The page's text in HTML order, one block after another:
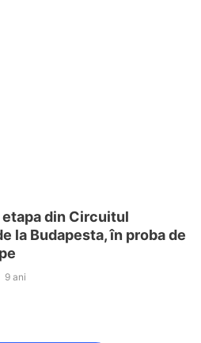
etapa din Circuitul
la Budapesta, în proba de
9 ani